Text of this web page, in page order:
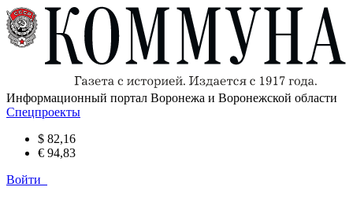
Информационный портал Воронежа и Воронежской области
Спецпроекты
$ 82,16
€ 94,83
Войти